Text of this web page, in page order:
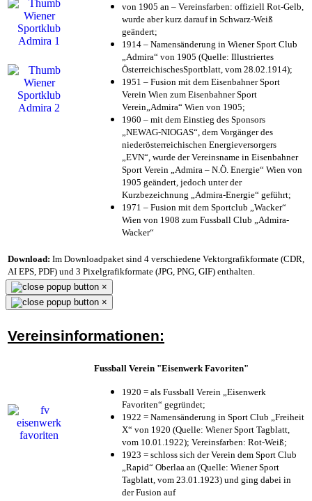
von 1905 an – Vereinsfarben: offiziell Rot-Gelb,
wurde aber kurz darauf in Schwarz-Weiß
geändert;
1914 – Namensänderung in Wiener Sport Club
„Admira“ von 1905 (Quelle: Illustriertes
ÖsterreichischesSportblatt, vom 28.02.1914);
1951 – Fusion mit dem Eisenbahner Sport
Verein Wien zum Eisenbahner Sport
Verein„Admira“ Wien von 1905;
1960 – mit dem Einstieg des Sponsors
„NEWAG-NIOGAS“, dem Vorgänger des
niederösterreichischen Energieversorgers
„EVN“, wurde der Vereinsname in Eisenbahner
Sport Verein „Admira – N.Ö. Energie“ Wien von
1905 geändert, jedoch unter der
Kurzbezeichnung „Admira-Energie“ geführt;
1971 – Fusion mit dem Sportclub „Wacker“
Wien von 1908 zum Fussball Club „Admira-
Wacker“
Download: Im Downloadpaket sind 4 verschiedene Vektorgrafikformate (CDR,
AI EPS, PDF) und 3 Pixelgrafikformate (JPG, PNG, GIF) enthalten.
×
×
Vereinsinformationen:
Fussball Verein "Eisenwerk Favoriten"
1920 = als Fussball Verein „Eisenwerk
Favoriten“ gegründet;
1922 = Namensänderung in Sport Club „Freiheit
X“ von 1920 (Quelle: Wiener Sport Tagblatt,
vom 10.01.1922); Vereinsfarben: Rot-Weiß;
1923 = schloss sich der Verein dem Sport Club
„Rapid“ Oberlaa an (Quelle: Wiener Sport
Tagblatt, vom 23.01.1923) und ging dabei in
der Fusion auf